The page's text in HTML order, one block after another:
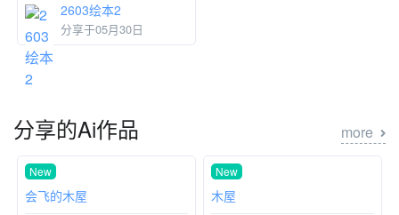
2603绘本2
分享于05月30日
分享的Ai作品 more
New
会飞的木屋
New
木屋